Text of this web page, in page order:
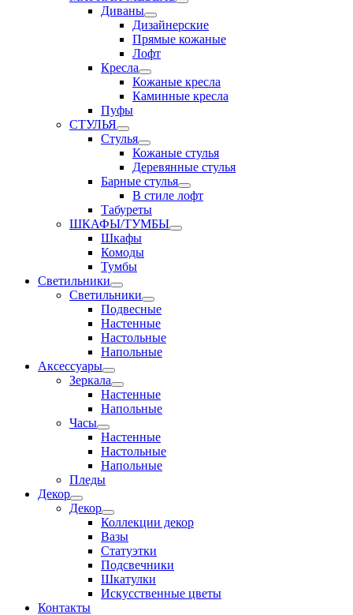
Диваны
Дизайнерские
Прямые кожаные
Лофт
Кресла
Кожаные кресла
Каминные кресла
Пуфы
СТУЛЬЯ
Стулья
Кожаные стулья
Деревянные стулья
Барные стулья
В стиле лофт
Табуреты
ШКАФЫ/ТУМБЫ
Шкафы
Комоды
Тумбы
Светильники
Светильники
Подвесные
Настенные
Настольные
Напольные
Аксессуары
Зеркала
Настенные
Напольные
Часы
Настенные
Настольные
Напольные
Пледы
Декор
Декор
Коллекции декор
Вазы
Статуэтки
Подсвечники
Шкатулки
Искусственные цветы
Контакты